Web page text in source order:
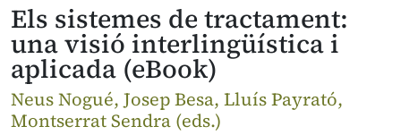
Els sistemes de tractament:
una visió interlingüística i
aplicada (eBook)
Neus Nogué, Josep Besa, Lluís Payrató,
Montserrat Sendra (eds.)